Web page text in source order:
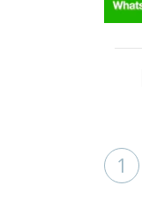
1